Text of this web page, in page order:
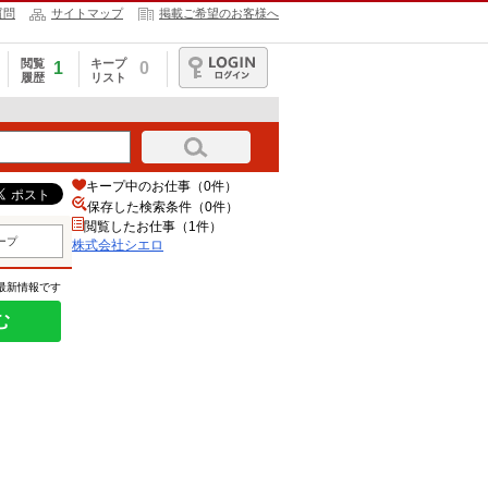
問 サイトマップ 掲載ご希望のお客様へ
閲覧
履歴
1
キープ
リスト
0
ログイン
プ
新情報です
キープ中のお仕事（0件）
保存した検索条件（0件）
閲覧したお仕事（1件）
株式会社シエロ